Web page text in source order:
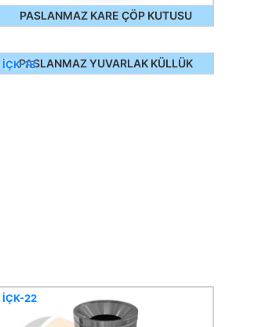
PASLANMAZ KARE ÇÖP KUTUSU
PASLANMAZ YUVARLAK KÜLLÜK
İÇK-18
İÇK-22